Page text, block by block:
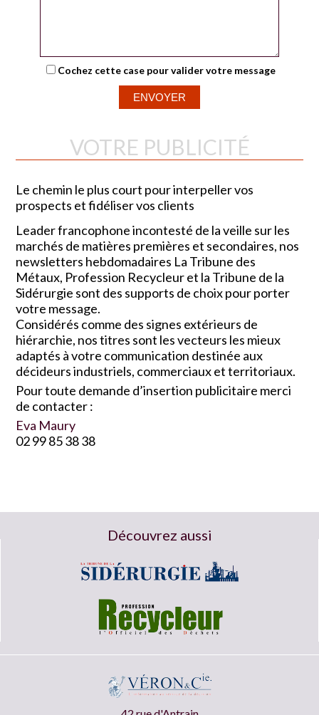
Cochez cette case pour valider votre message
VOTRE PUBLICITÉ
Le chemin le plus court pour interpeller vos
prospects et fidéliser vos clients
Leader francophone incontesté de la veille sur les
marchés de matières premières et secondaires, nos
newsletters hebdomadaires La Tribune des
Métaux, Profession Recycleur et la Tribune de la
Sidérurgie sont des supports de choix pour porter
votre message.
Considérés comme des signes extérieurs de
hiérarchie, nos titres sont les vecteurs les mieux
adaptés à votre communication destinée aux
décideurs industriels, commerciaux et territoriaux.
Pour toute demande d’insertion publicitaire merci
de contacter :
Eva Maury
02 99 85 38 38
Découvrez aussi